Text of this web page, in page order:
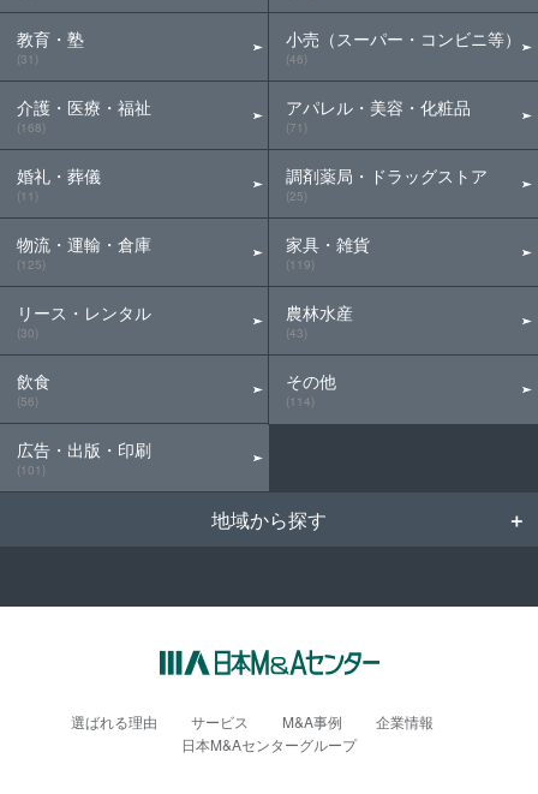
教育・塾
(31)
介護・医療・福祉
(168)
婚礼・葬儀
(11)
物流・運輸・倉庫
(125)
リース・レンタル
(30)
飲食
(56)
広告・出版・印刷
(101)
小売（スーパー・コンビニ等）
(46)
アパレル・美容・化粧品
(71)
調剤薬局・ドラッグストア
(25)
家具・雑貨
(119)
農林水産
(43)
その他
(114)
地域から探す
選ばれる理由 サービス M&A事例
企業情報
日本M&Aセンターグループ